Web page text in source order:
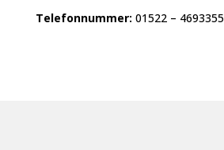
Telefonnummer: 01522 – 4693355